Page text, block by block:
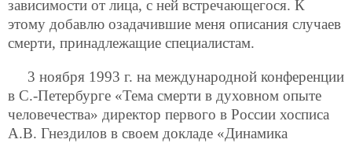
зависимости от лица, с ней встречающегося. К
этому добавлю озадачившие меня описания случаев
смерти, принадлежащие специалистам.
3 ноября 1993 г. на международной конференции
в С.-Петербурге «Тема смерти в духовном опыте
человечества» директор первого в России хосписа
А.В. Гнездилов в своем докладе «Динамика